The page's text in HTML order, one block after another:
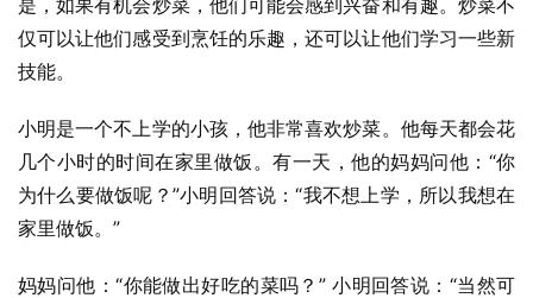
是，如果有机会炒菜，他们可能会感到兴奋和有趣。炒菜不
仅可以让他们感受到烹饪的乐趣，还可以让他们学习一些新
技能。
小明是一个不上学的小孩，他非常喜欢炒菜。他每天都会花
几个小时的时间在家里做饭。有一天，他的妈妈问他：“你
为什么要做饭呢？”小明回答说：“我不想上学，所以我想在
家里做饭。”
妈妈问他：“你能做出好吃的菜吗？” 小明回答说：“当然可